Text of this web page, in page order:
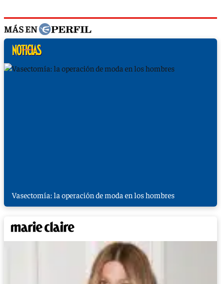
MÁS EN
Vasectomía: la operación de moda en los hombres